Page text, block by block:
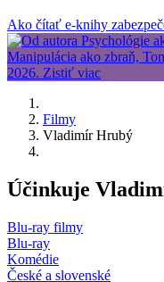
Ako čítať e-knihy
Filmy
Vladimír Hrubý
Účinkuje
Blu-ray filmy
Blu-ray
Komédie
České a slovenské